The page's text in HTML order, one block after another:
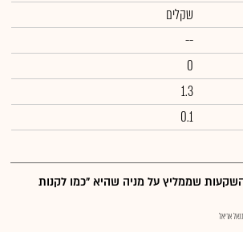
שקלים
--
0
1.3
0.1
שממליץ על מניה שהיא "כמו לקנות
אריאל